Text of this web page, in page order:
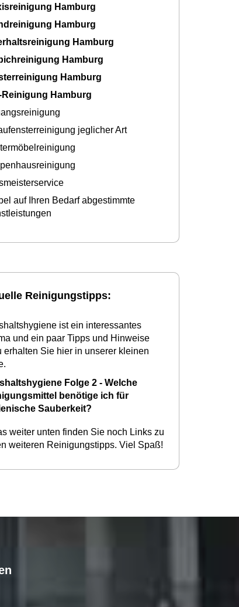
Hamburg
Hamburg
Hamburg
Hamburg
Hamburg
Reinigung Hamburg
jeglicher Art
auf Ihren Bedarf abgestimmte
Reinigungstipps:
ist ein interessantes
und ein paar Tipps und Hinweise
erhalten Sie hier in unserer kleinen
Folge 2 - Welche
benötige ich für
Sauberkeit?
weiter unten finden Sie noch Links zu
weiteren Reinigungstipps. Viel Spaß!